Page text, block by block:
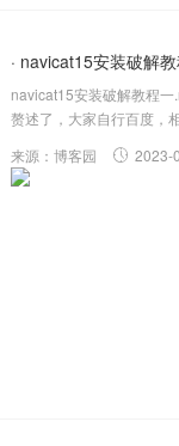
· navicat15安装破解
navicat15安装破解教程
赘述了，大家自行百度，
key...
来源：博客园 2023-